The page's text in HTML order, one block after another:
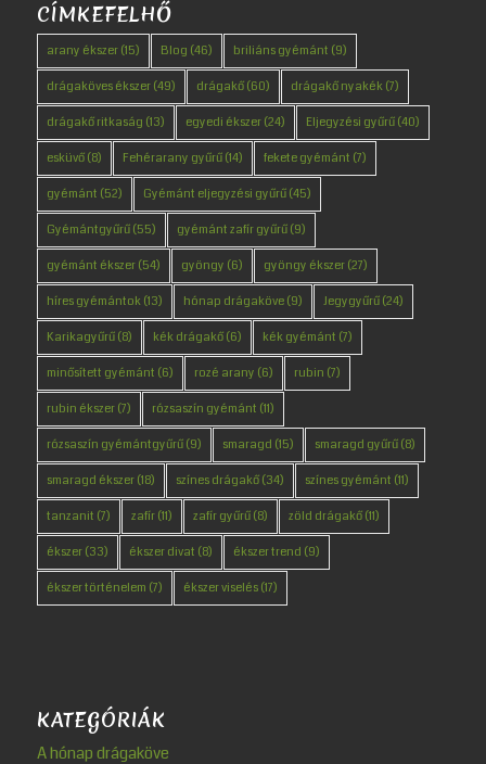
CÍMKEFELHŐ
arany ékszer(15) Blog (46) briliáns gyémánt (9)
drágaköves ékszer(49) drágakő(60) drágakő nyakék(7)
drágakő ritkaság (13) egyedi ékszer(24) Eljegyzési gyűrű(40)
esküvő(8) Fehérarany gyűrű(14) fekete gyémánt (7)
gyémánt (52) Gyémánt eljegyzési gyűrű(45)
Gyémántgyűrű(55) gyémánt zafír gyűrű(9)
gyémánt ékszer(54) gyöngy (6) gyöngy ékszer(27)
híres gyémántok(13) hónap drágaköve(9) Jegygyűrű(24)
Karikagyűrű(8) kék drágakő(6) kék gyémánt (7)
minősített gyémánt (6) rozé arany (6) rubin (7)
rubin ékszer(7) rózsaszín gyémánt (11)
rózsaszín gyémántgyűrű(9) smaragd (15) smaragd gyűrű(8)
smaragd ékszer(18) színes drágakő(34) színes gyémánt (11)
tanzanit (7) zafír(11) zafír gyűrű(8) zöld drágakő(11)
ékszer(33) ékszer divat (8) ékszer trend (9)
ékszer történelem (7) ékszer viselés(17)
KATEGÓRIÁK
A hónap drágaköve